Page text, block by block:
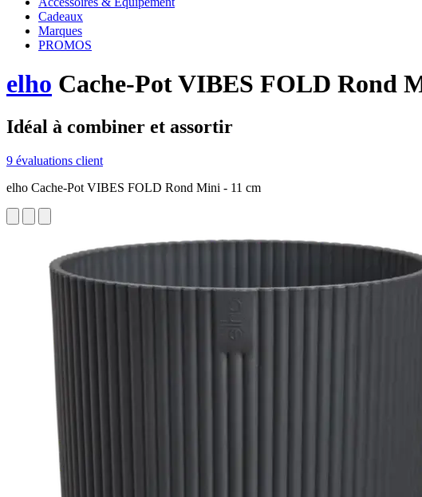
Cadeaux
Marques
PROMOS
elho Cache-Pot VIBES FOLD Rond
Idéal à combiner et assortir
9 évaluations client
elho Cache-Pot VIBES FOLD Rond Mini - 11 cm